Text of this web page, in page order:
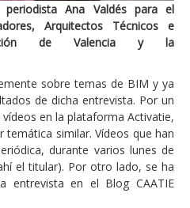
Ana Valdés para el
Arquitectos Técnicos e
de Valencia y la
sobre temas de BIM y ya
de dicha entrevista. Por un
en la plataforma Activatie,
similar. Vídeos que han
durante varios lunes de
el titular). Por otro lado, se ha
entrevista en el Blog CAATIE